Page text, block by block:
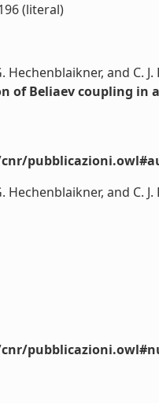
(literal)
Hechenblaikner, and C. J.
of Beliaev coupling in
Hechenblaikner, and C.